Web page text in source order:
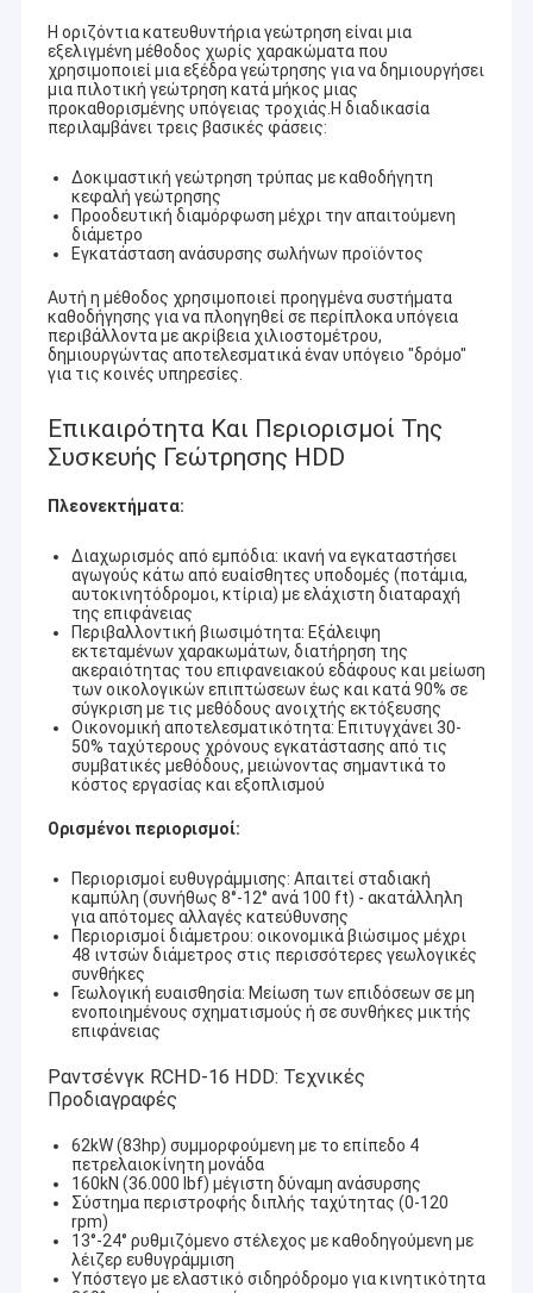
Η οριζόντια κατευθυντήρια γεώτρηση είναι μια
εξελιγμένη μέθοδος χωρίς χαρακώματα που
χρησιμοποιεί μια εξέδρα γεώτρησης για να δημιουργήσει
μια πιλοτική γεώτρηση κατά μήκος μιας
προκαθορισμένης υπόγειας τροχιάς.Η διαδικασία
περιλαμβάνει τρεις βασικές φάσεις:
Δοκιμαστική γεώτρηση τρύπας με καθοδήγητη
κεφαλή γεώτρησης
Προοδευτική διαμόρφωση μέχρι την απαιτούμενη
διάμετρο
Εγκατάσταση ανάσυρσης σωλήνων προϊόντος
Αυτή η μέθοδος χρησιμοποιεί προηγμένα συστήματα
καθοδήγησης για να πλοηγηθεί σε περίπλοκα υπόγεια
περιβάλλοντα με ακρίβεια χιλιοστομέτρου,
δημιουργώντας αποτελεσματικά έναν υπόγειο "δρόμο"
για τις κοινές υπηρεσίες.
Επικαιρότητα Και Περιορισμοί Της
Συσκευής Γεώτρησης HDD
Πλεονεκτήματα:
Διαχωρισμός από εμπόδια: ικανή να εγκαταστήσει
αγωγούς κάτω από ευαίσθητες υποδομές (ποτάμια,
αυτοκινητόδρομοι, κτίρια) με ελάχιστη διαταραχή
της επιφάνειας
Περιβαλλοντική βιωσιμότητα: Εξάλειψη
εκτεταμένων χαρακωμάτων, διατήρηση της
ακεραιότητας του επιφανειακού εδάφους και μείωση
των οικολογικών επιπτώσεων έως και κατά 90% σε
σύγκριση με τις μεθόδους ανοιχτής εκτόξευσης
Οικονομική αποτελεσματικότητα: Επιτυγχάνει 30-
50% ταχύτερους χρόνους εγκατάστασης από τις
συμβατικές μεθόδους, μειώνοντας σημαντικά το
κόστος εργασίας και εξοπλισμού
Ορισμένοι περιορισμοί:
Περιορισμοί ευθυγράμμισης: Απαιτεί σταδιακή
καμπύλη (συνήθως 8°-12° ανά 100 ft) - ακατάλληλη
για απότομες αλλαγές κατεύθυνσης
Περιορισμοί διάμετρου: οικονομικά βιώσιμος μέχρι
48 ιντσών διάμετρος στις περισσότερες γεωλογικές
συνθήκες
Γεωλογική ευαισθησία: Μείωση των επιδόσεων σε μη
ενοποιημένους σχηματισμούς ή σε συνθήκες μικτής
επιφάνειας
Ραντσένγκ RCHD-16 HDD: Τεχνικές
Προδιαγραφές
62kW (83hp) συμμορφούμενη με το επίπεδο 4
πετρελαιοκίνητη μονάδα
160kN (36.000 lbf) μέγιστη δύναμη ανάσυρσης
Σύστημα περιστροφής διπλής ταχύτητας (0-120
rpm)
13°-24° ρυθμιζόμενο στέλεχος με καθοδηγούμενη με
λέιζερ ευθυγράμμιση
Υπόστεγο με ελαστικό σιδηρόδρομο για κινητικότητα